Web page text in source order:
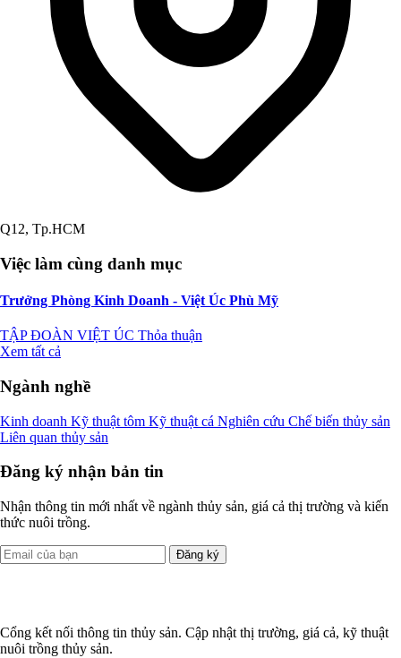
Q12, Tp.HCM
Việc làm cùng danh mục
Trưởng Phòng Kinh Doanh - Việt Úc Phù Mỹ
TẬP ĐOÀN VIỆT ÚC Thỏa thuận
Xem tất cả
Ngành nghề
Kinh doanh Kỹ thuật tôm Kỹ thuật cá Nghiên cứu Chế biến thủy sản
Liên quan thủy sản
Đăng ký nhận bản tin
Nhận thông tin mới nhất về ngành thủy sản, giá cả thị trường và kiến
thức nuôi trồng.
Đăng ký
Cổng kết nối thông tin thủy sản. Cập nhật thị trường, giá cả, kỹ thuật
nuôi trồng thủy sản.